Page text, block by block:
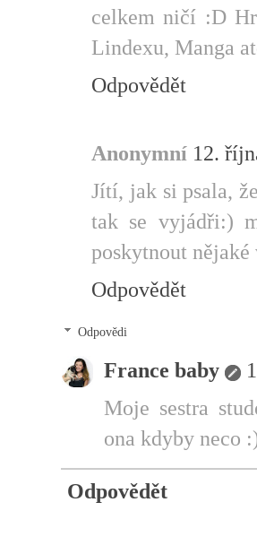
celkem ničí :D
Lindexu, Manga
Odpovědět
Anonymní 12.
Jítí, jak si psala,
tak se vyjádři:)
poskytnout
Odpovědět
Odpovědi
France baby
Moje sestra
ona kdyby neco
Odpovědět